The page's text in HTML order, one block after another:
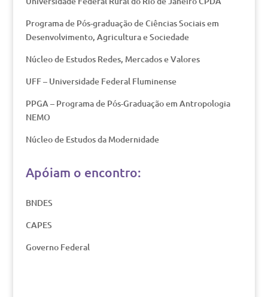
Programa de Pós-graduação de Ciências Sociais em
Desenvolvimento, Agricultura e Sociedade
Núcleo de Estudos Redes, Mercados e Valores
UFF – Universidade Federal Fluminense
PPGA – Programa de Pós-Graduação em Antropologia
NEMO
Núcleo de Estudos da Modernidade
Apóiam o encontro:
BNDES
CAPES
Governo Federal